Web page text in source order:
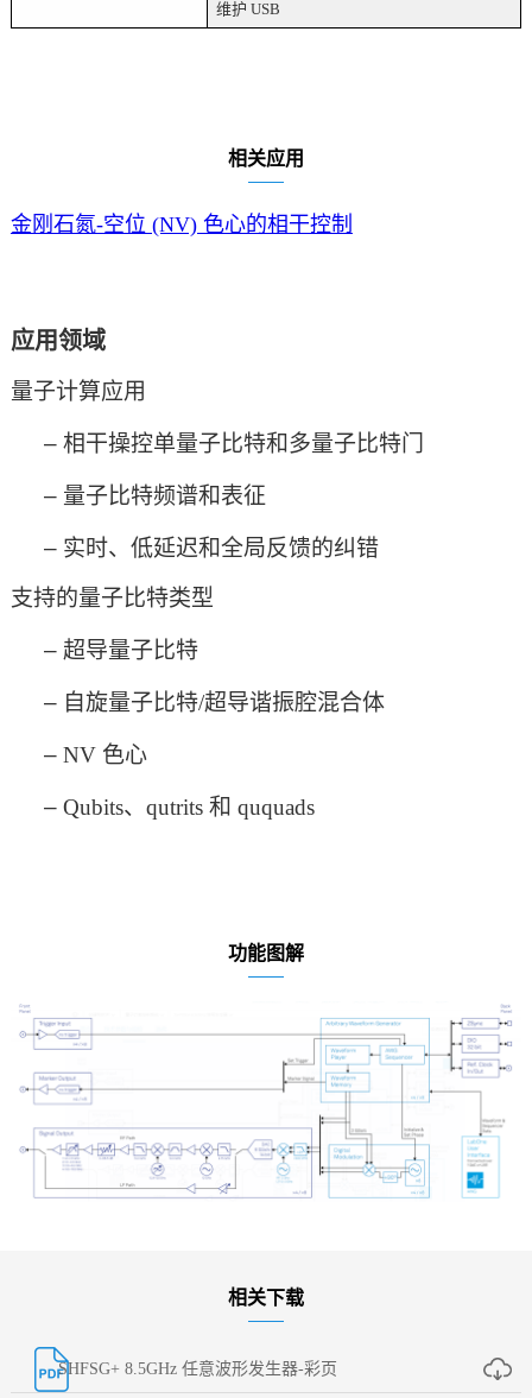
维护 USB
相关应用
金刚石氮-空位 (NV) 色心的相干控制
应用领域
量子计算应用
‒ 相干操控单量子比特和多量子比特门
‒ 量子比特频谱和表征
‒ 实时、低延迟和全局反馈的纠错
支持的量子比特类型
‒ 超导量子比特
‒ 自旋量子比特/超导谐振腔混合体
‒ NV 色心
‒ Qubits、qutrits 和 ququads
功能图解
相关下载
SHFSG+ 8.5GHz 任意波形发生器-彩页